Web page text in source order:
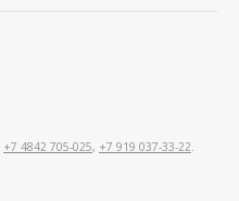
+7 4842 705-025, +7 919 037-33-22.